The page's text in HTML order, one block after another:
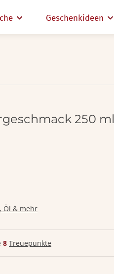
Geschenkideen
250 ml
Öl & mehr
8 Treuepunkte